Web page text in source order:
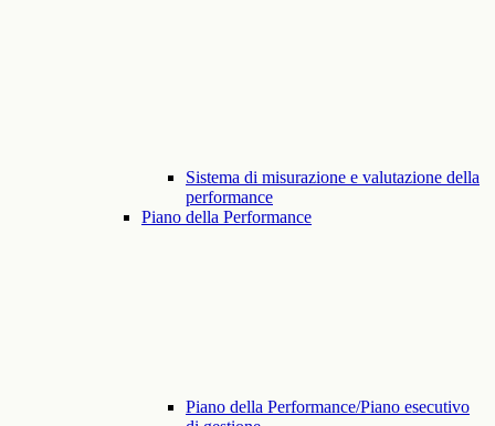
Sistema di misurazione e valutazione della
performance
Piano della Performance
Piano della Performance/Piano esecutivo